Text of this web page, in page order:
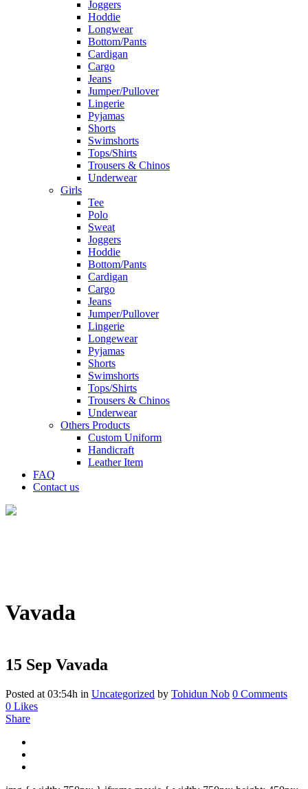
Joggers
Hoddie
Longwear
Bottom/Pants
Cardigan
Cargo
Jeans
Jumper/Pullover
Lingerie
Pyjamas
Shorts
Swimshorts
Tops/Shirts
Trousers & Chinos
Underwear
Girls
Tee
Polo
Sweat
Joggers
Hoddie
Bottom/Pants
Cardigan
Cargo
Jeans
Jumper/Pullover
Lingerie
Longewear
Pyjamas
Shorts
Swimshorts
Tops/Shirts
Trousers & Chinos
Underwear
Others Products
Custom Uniform
Handicraft
Leather Item
FAQ
Contact us
Vavada
15 Sep Vavada
Posted at 03:54h in Uncategorized by Tohidun Nob 0 Comments
0 Likes
Share